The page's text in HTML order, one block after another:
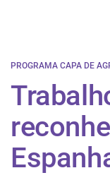
PROGRAMA CAPA DE